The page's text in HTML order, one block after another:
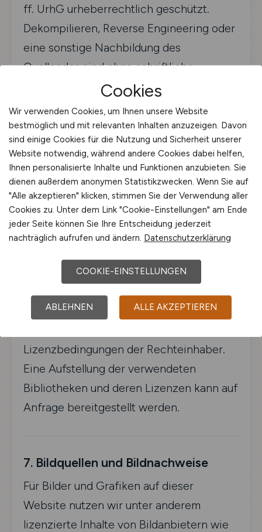
ff. UrhG urheberrechtlich geschützt.
Dekompilieren, Reverse Engineering oder
eine sonstige Nachbildung des
Quellcodes sind ohne schriftliche
Zustimmung unzulässig..
Eine unlautere Nachahmung kann darüber
hinaus einen Verstoß gegen § 4 Nr. 3
UWG darstellen.
Unsere Websites verwenden teilweise
frei verfügbare Bibliotheken und Open-
Source-Komponenten, die eigenen
Lizenzbestimmungen unterliegen (z. B.
Schutz unseres Quellcodes gemäß §§ 69a
Drittkomponenten. Deren Nutzung richtet
Lizenzbedingungen der Rechteinhaber.
Eine Aufstellung der verwendeten
Bibliotheken und deren Lizenzen kann auf
Anfrage bereitgestellt werden.
7. Bildquellen und Bildnachweise
Für Bilder und Grafiken auf dieser
Website nutzen wir unter anderem
lizenzierte Inhalte von Bildanbietern wie
Cookies
Wir verwenden Cookies, um Ihnen unsere Website
bestmöglich und mit relevanten Inhalten anzuzeigen. Davon
sind einige Cookies für die Nutzung und Sicherheit unserer
Website notwendig, während andere Cookies dabei helfen,
Ihnen personalisierte Inhalte und Funktionen anzubieten. Sie
dienen außerdem anonymen Statistikzwecken. Wenn Sie auf
"Alle akzeptieren" klicken, stimmen Sie der Verwendung aller
Cookies zu. Unter dem Link "Cookie-Einstellungen" am Ende
jeder Seite können Sie Ihre Entscheidung jederzeit
nachträglich aufrufen und ändern. Datenschutzerklärung
COOKIE-EINSTELLUNGEN
ABLEHNEN ALLE AKZEPTIEREN